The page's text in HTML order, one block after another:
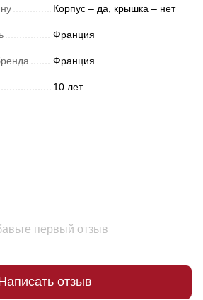
Корпус – да, крышка – нет
Франция
Франция
10 лет
первый отзыв
отзыв